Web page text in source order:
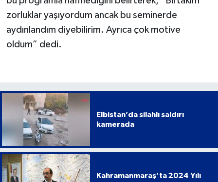
zorluklar yaşıyordum ancak bu seminerde
aydınlandım diyebilirim. Ayrıca çok motive
oldum” dedi.
Elbistan’da silahlı saldırı
kamerada
Kahramanmaraş’ta 2024 Yılı